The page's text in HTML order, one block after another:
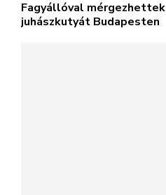
Fagyállóval
juhászkutyát Budapesten